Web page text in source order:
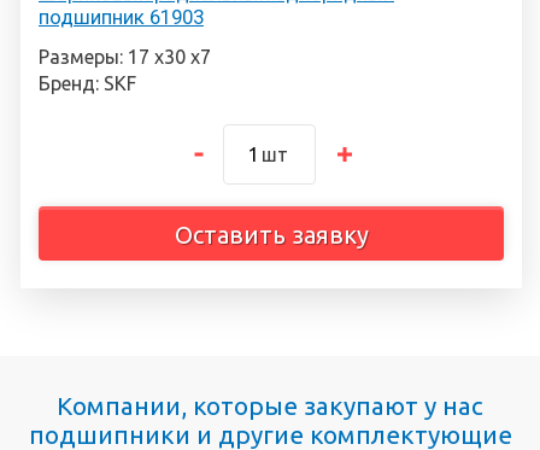
подшипник 61903
Размеры: 17 х30 х7
Бренд: SKF
шт
Оставить заявку
Компании, которые закупают у нас
подшипники и другие комплектующие